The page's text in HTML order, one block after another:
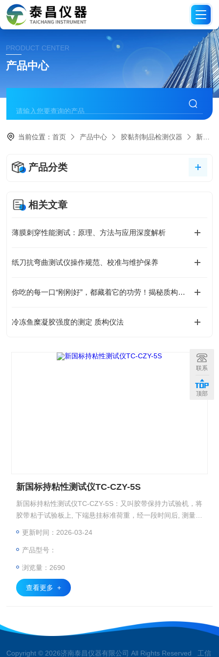
PRODUCT CENTER
产品中心
当前位置：首页 产品中心 胶黏剂制品检测仪器 新国标持粘测试仪
产品分类
相关文章
薄膜刺穿性能测试：原理、方法与应用深度解析
纸刀抗弯曲测试仪操作规范、校准与维护保养
你吃的每一口“刚刚好”，都藏着它的功劳！揭秘质构仪的神奇魔力
冷冻鱼糜凝胶强度的测定 质构仪法
新国标持粘性测试仪TC-CZY-5S
新国标持粘性测试仪TC-CZY-5S：又叫胶带保持力试验机，将
胶带粘于试验板上, 下端悬挂标准荷重，经一段时间后, 测量胶
更新时间：2026-03-24
产品型号：
浏览量：2690
查看更多 +
Copyright © 2026济南泰昌仪器有限公司 All Rights Reserved 工信
联系
顶部